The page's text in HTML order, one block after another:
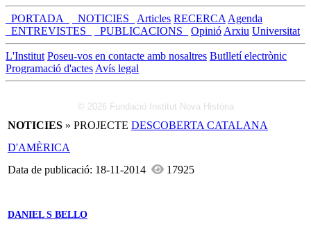
_PORTADA_ _NOTICIES_ Articles RECERCA Agenda
_ENTREVISTES_
_PUBLICACIONS_ Opinió Arxiu Universitat
L'Institut Poseu-vos en contacte amb nosaltres Butlletí electrònic
Programació d'actes Avís legal
© 2026 Fundació Institut Nova Història
NOTICIES » PROJECTE DESCOBERTA CATALANA
D'AMÈRICA
Data de publicació: 18-11-2014
17925
DANIEL S BELLO